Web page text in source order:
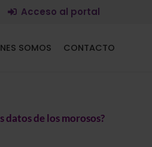
Acceso al portal
SOMOS CONTACTO
de los morosos?